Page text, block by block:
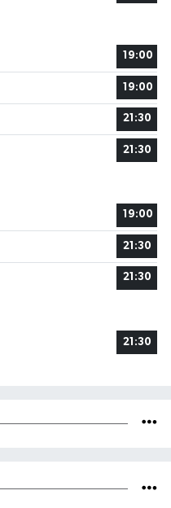
19:00
19:00
21:30
21:30
19:00
21:30
21:30
21:30